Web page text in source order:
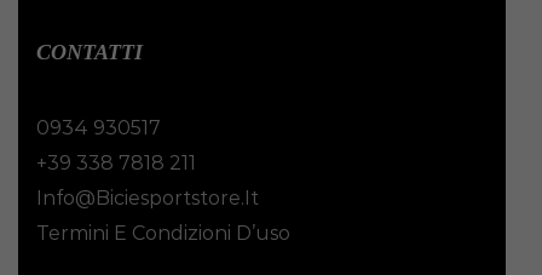
CONTATTI
0934 930517
+39 338 7818 211
Info@biciesportstore.it
Termini E Condizioni D’uso